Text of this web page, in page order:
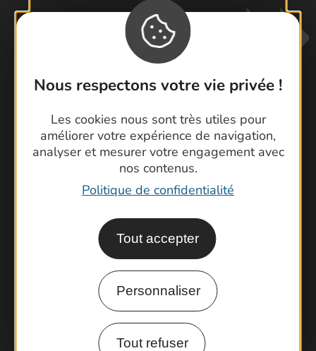
Nous respectons votre vie privée !
Les cookies nous sont très utiles pour
améliorer votre expérience de navigation,
analyser et mesurer votre engagement avec
nos contenus.
Politique de confidentialité
Tout accepter
Personnaliser
Tout refuser
Contactez-nous !
Foire aux questions
Brochures
Cartoguides et Topoguides
Latitude Gard